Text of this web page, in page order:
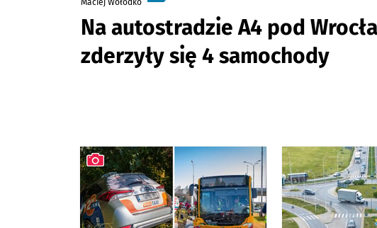
Na autostradzie A4 pod
zderzyły się 4 samochody